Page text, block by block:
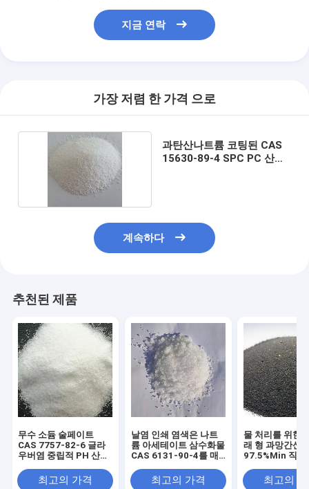
지금 연락
가장 저렴 한 가격 으로
과탄산나트륨 코팅된 CAS
15630-89-4 SPC PC 산업
계속하다
추천된 제품
무수 소듐 술페이트
CAS 7757-82-6 글라
우버염 중립적 PH 산업
최고의 가격
날염 인쇄 염색은 나트
륨 아세테이트 삼수화물
CAS 6131-90-4를 매
최고의 가격
물 처리를 위한
래 형 과망간산
97.5%Min 직물
최고의